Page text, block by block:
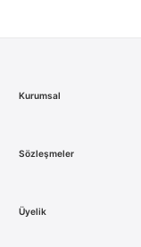
Kurumsal
Sözleşmeler
Üyelik